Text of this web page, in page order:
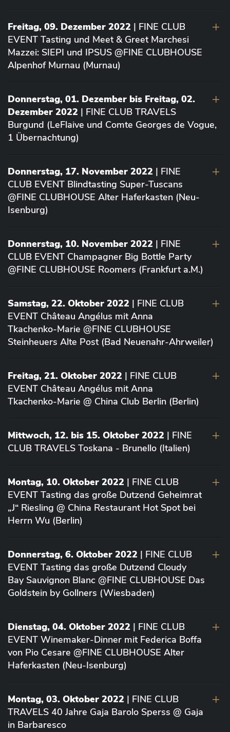
Freitag, 09. Dezember 2022 | FINE CLUB
EVENT Tasting und Meet & Greet Marchesi
Mazzei: SIEPI und IPSUS @FINE CLUBHOUSE
Alpenhof Murnau (Murnau)
Donnerstag, 01. Dezember bis Freitag, 02.
Dezember 2022 | FINE CLUB TRAVELS
Burgund (LeFlaive und Comte Georges de Vogue,
1 Übernachtung)
Donnerstag, 17. November 2022 | FINE
CLUB EVENT Blindtasting Super-Tuscans
@FINE CLUBHOUSE Alter Haferkasten (Neu-
Isenburg)
Donnerstag, 10. November 2022 | FINE
CLUB EVENT Champagner Big Bottle Party
@FINE CLUBHOUSE Roomers (Frankfurt a.M.)
Samstag, 22. Oktober 2022 | FINE CLUB
EVENT Château Angélus mit Anna
Tkachenko-Marie @FINE CLUBHOUSE
Steinheuers Alte Post (Bad Neuenahr-Ahrweiler)
Freitag, 21. Oktober 2022 | FINE CLUB
EVENT Château Angélus mit Anna
Tkachenko-Marie @ China Club Berlin (Berlin)
Mittwoch, 12. bis 15. Oktober 2022 | FINE
CLUB TRAVELS Toskana - Brunello (Italien)
Montag, 10. Oktober 2022 | FINE CLUB
EVENT Tasting das große Dutzend Geheimrat
„J“ Riesling @ China Restaurant Hot Spot bei
Herrn Wu (Berlin)
Donnerstag, 6. Oktober 2022 | FINE CLUB
EVENT Tasting das große Dutzend Cloudy
Bay Sauvignon Blanc @FINE CLUBHOUSE Das
Goldstein by Gollners (Wiesbaden)
Dienstag, 04. Oktober 2022 | FINE CLUB
EVENT Winemaker-Dinner mit Federica Boffa
von Pio Cesare @FINE CLUBHOUSE Alter
Haferkasten (Neu-Isenburg)
Montag, 03. Oktober 2022 | FINE CLUB
TRAVELS 40 Jahre Gaja Barolo Sperss @ Gaja
in Barbaresco